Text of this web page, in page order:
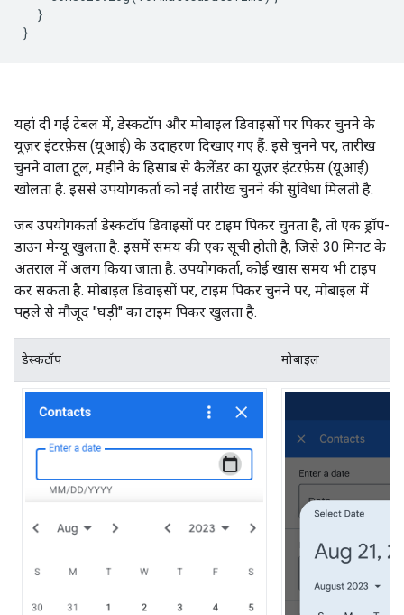
}
}
यहां दी गई टेबल में, डेस्कटॉप और मोबाइल डिवाइसों पर पिकर चुनने के
यूज़र इंटरफ़ेस (यूआई) के उदाहरण दिखाए गए हैं. इसे चुनने पर, तारीख
चुनने वाला टूल, महीने के हिसाब से कैलेंडर का यूज़र इंटरफ़ेस (यूआई)
खोलता है. इससे उपयोगकर्ता को नई तारीख चुनने की सुविधा मिलती है.
जब उपयोगकर्ता डेस्कटॉप डिवाइसों पर टाइम पिकर चुनता है, तो एक ड्रॉप-
डाउन मेन्यू खुलता है. इसमें समय की एक सूची होती है, जिसे 30 मिनट के
अंतराल में अलग किया जाता है. उपयोगकर्ता, कोई खास समय भी टाइप
कर सकता है. मोबाइल डिवाइसों पर, टाइम पिकर चुनने पर, मोबाइल में
पहले से मौजूद "घड़ी" का टाइम पिकर खुलता है.
डेस्कटॉप मोबाइल